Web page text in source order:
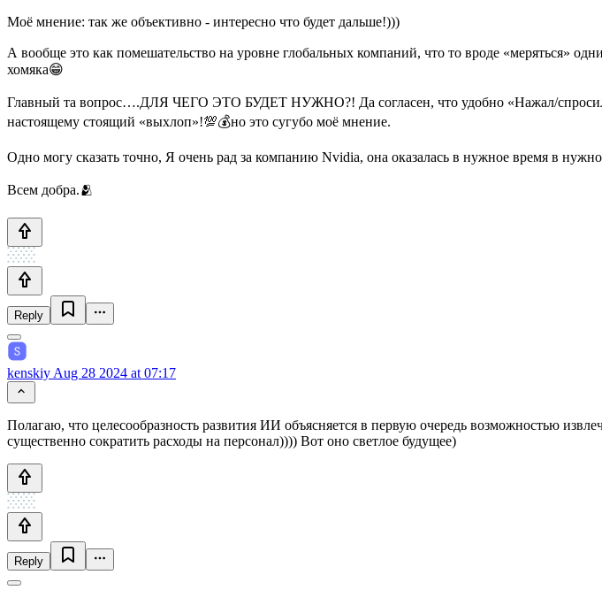
Моё мнение: так же объективно - интересно что будет дальше!)))
А вообще это как помешательство на уровне глобальных компаний, что то вроде
хомяка😁
Главный та вопрос….ДЛЯ ЧЕГО ЭТО БУДЕТ НУЖНО?! Да согласен, что удобно «Нажал/
настоящему стоящий «выхлоп»!💯💰но это сугубо моё мнение.
Одно могу сказать точно, Я очень рад за компанию Nvidia, она оказалась в нужное время в
Всем добра.🫂
Reply
kenskiy Aug 28 2024 at 07:17
Полагаю, что целесообразность развития ИИ объясняется в первую очередь возможностью
существенно сократить расходы на персонал)))) Вот оно светлое будущее)
Reply